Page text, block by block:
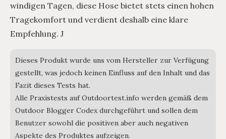
windigen Tagen, diese Hose bietet stets einen hohen
Tragekomfort und verdient deshalb eine klare
Empfehlung. J
Dieses Produkt wurde uns vom Hersteller zur Verfügung
gestellt, was jedoch keinen Einfluss auf den Inhalt und das
Fazit dieses Tests hat.
Alle Praxistests auf Outdoortest.info werden gemäß dem
Outdoor Blogger Codex durchgeführt und sollen dem
Benutzer sowohl die positiven aber auch negativen
Aspekte des Produktes aufzeigen.